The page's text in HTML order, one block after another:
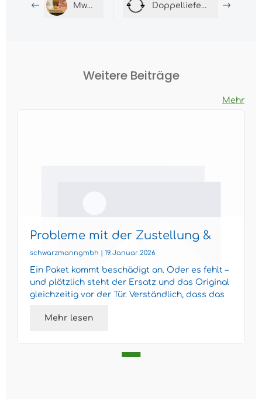
Mwst senkung Doppellieferung angekommen? Warum Sie jetzt eine Rechnung erhalten
Weitere Beiträge
Mehr
Probleme mit der Zustellung &
Ersatzlieferungen
schwarzmanngmbh | 19. Januar 2026
Ein Paket kommt beschädigt an. Oder es fehlt –
und plötzlich steht der Ersatz und das Original
gleichzeitig vor der Tür. Verständlich, dass das
Mehr lesen